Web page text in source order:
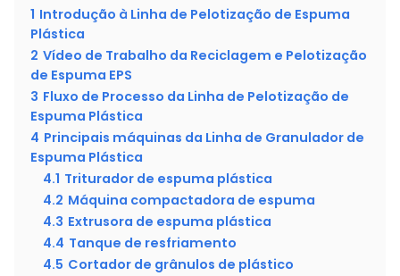
1 Introdução à Linha de Pelotização de Espuma
Plástica
2 Vídeo de Trabalho da Reciclagem e Pelotização
de Espuma EPS
3 Fluxo de Processo da Linha de Pelotização de
Espuma Plástica
4 Principais máquinas da Linha de Granulador de
Espuma Plástica
4.1 Triturador de espuma plástica
4.2 Máquina compactadora de espuma
4.3 Extrusora de espuma plástica
4.4 Tanque de resfriamento
4.5 Cortador de grânulos de plástico